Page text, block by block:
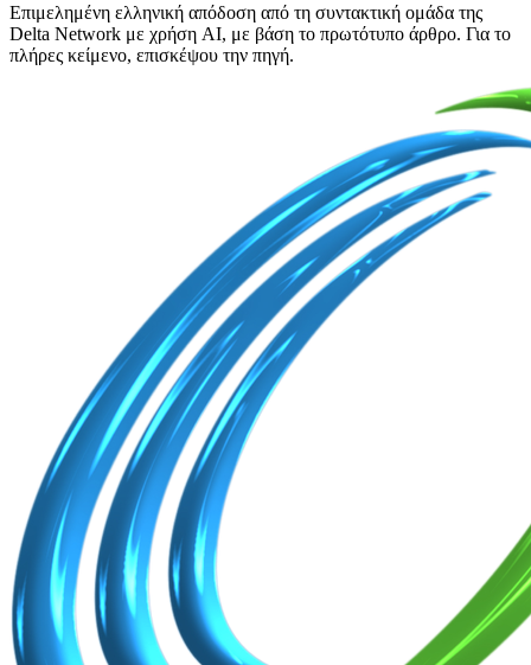
Επιμελημένη ελληνική απόδοση από τη συντακτική ομάδα της
Delta Network με χρήση AI, με βάση το πρωτότυπο άρθρο. Για το
πλήρες κείμενο, επισκέψου την πηγή.